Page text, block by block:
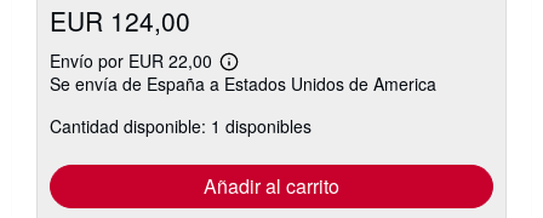
EUR 124,00
Envío por EUR 22,00
Más
información
las
tarifas
envío
Se envía de España a Estados Unidos de America
Cantidad disponible: 1 disponibles
Añadir al carrito